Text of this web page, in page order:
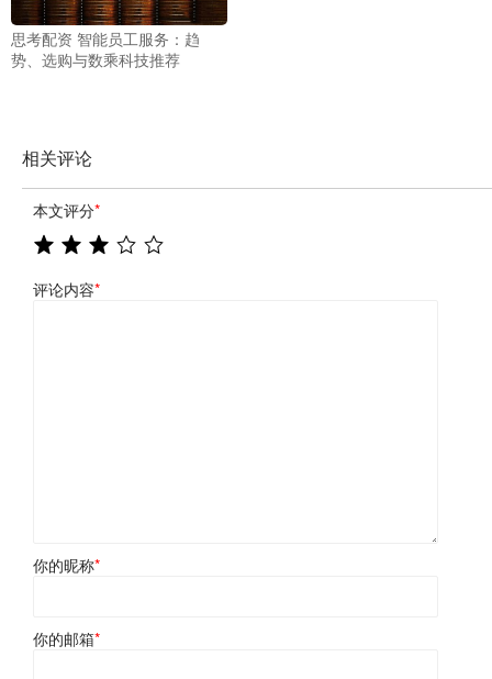
思考配资 智能员工服务：趋
势、选购与数乘科技推荐
相关评论
本文评分*
评论内容*
你的昵称*
你的邮箱*